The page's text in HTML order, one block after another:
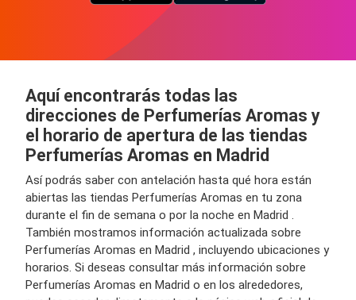
Aquí encontrarás todas las
direcciones de Perfumerías Aromas y
el horario de apertura de las tiendas
Perfumerías Aromas en Madrid
Así podrás saber con antelación hasta qué hora están
abiertas las tiendas Perfumerías Aromas en tu zona
durante el fin de semana o por la noche en Madrid .
También mostramos información actualizada sobre
Perfumerías Aromas en Madrid , incluyendo ubicaciones y
horarios. Si deseas consultar más información sobre
Perfumerías Aromas en Madrid o en los alrededores,